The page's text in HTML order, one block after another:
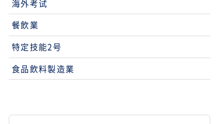
海外考试
餐飲業
特定技能2号
食品飲料製造業